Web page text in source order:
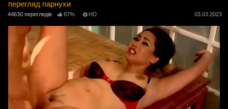
перегляд парнухи
44630 переглядів 87% HD 03.03.2023